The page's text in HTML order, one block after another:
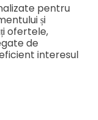
pentru
și
ofertele,
de
interesul